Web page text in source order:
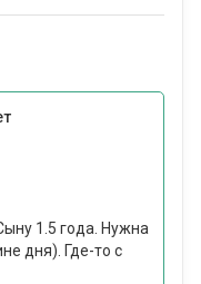
1.5 года. Нужна
дня). Где-то с